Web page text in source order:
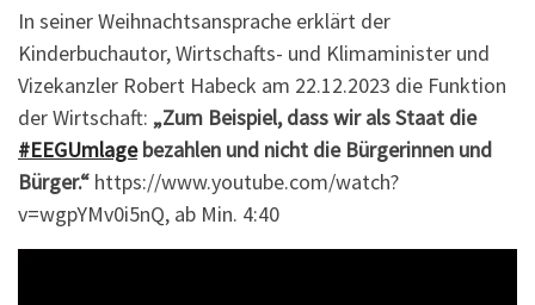
In seiner Weihnachtsansprache erklärt der
Kinderbuchautor, Wirtschafts- und Klimaminister und
Vizekanzler Robert Habeck am 22.12.2023 die Funktion
der Wirtschaft: „Zum Beispiel, dass wir als Staat die
#EEGUmlagebezahlen und nicht die Bürgerinnen und
Bürger.“ https://www.youtube.com/watch?
v=wgpYMv0i5nQ, ab Min. 4:40